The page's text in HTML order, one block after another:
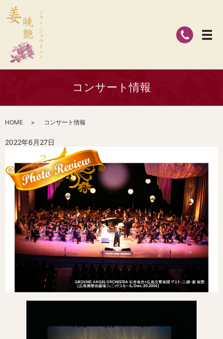
コンサート情報
HOME コンサート情報
2022年6月27日